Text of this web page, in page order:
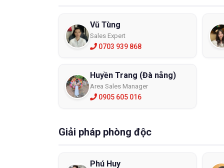
Vũ Tùng
Sales Expert
0703 939 868
Huyền Trang (Đà nẵng)
Area Sales Manager
0905 605 016
Giải pháp phòng độc
Phú Huy